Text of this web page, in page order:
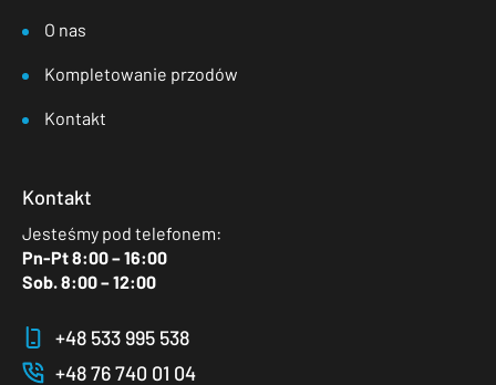
O nas
Kompletowanie przodów
Kontakt
Kontakt
Jesteśmy pod telefonem:
Pn-Pt 8:00 – 16:00
Sob. 8:00 – 12:00
+48 533 995 538
+48 76 740 01 04